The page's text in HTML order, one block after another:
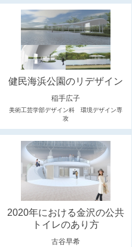
健民海浜公園のリデザイン
稲手広子
美術工芸学部デザイン科 環境デザイン専
攻
2020年における金沢の公共
トイレのあり方
古谷早希